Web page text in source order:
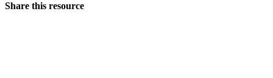
Share this resource